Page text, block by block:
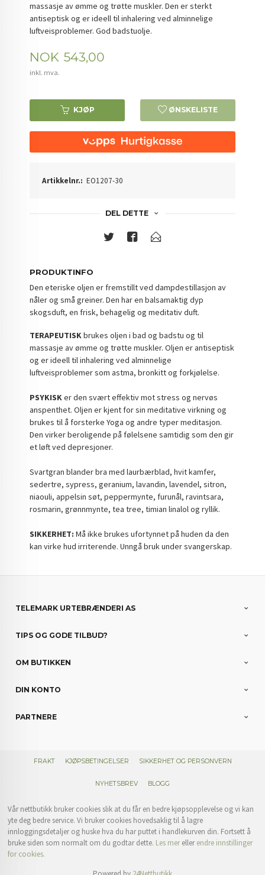
massasje av ømme og trøtte muskler. Den er sterkt
antiseptisk og er ideell til inhalering ved alminnelige
luftveisproblemer. God badstuolje.
Pris
NOK 543,00
inkl. mva.
KJØP ØNSKELISTE
Artikkelnr.: EO1207-30
DEL DETTE
PRODUKTINFO
Den eteriske oljen er fremstillt ved dampdestillasjon av
nåler og små greiner. Den har en balsamaktig dyp
skogsduft, en frisk, behagelig og meditativ duft.
TERAPEUTISKbrukes oljen i bad og badstu og til
massasje av ømme og trøtte muskler. Oljen er antiseptisk
og er ideell til inhalering ved alminnelige
luftveisproblemer som astma, bronkitt og forkjølelse.
PSYKISKer den svært effektiv mot stress og nervøs
anspenthet. Oljen er kjent for sin meditative virkning og
brukes til å forsterke Yoga og andre typer meditasjon.
Den virker beroligende på følelsene samtidig som den gir
et løft ved depresjoner.
Svartgran blander bra med laurbærblad, hvit kamfer,
sedertre, sypress, geranium, lavandin, lavendel, sitron,
niaouli, appelsin søt, peppermynte, furunål, ravintsara,
rosmarin, grønnmynte, tea tree, timian linalol og ryllik.
SIKKERHET: Må ikke brukes ufortynnet på huden da den
kan virke hud irriterende. Unngå bruk under svangerskap.
TELEMARK URTEBRÆNDERI AS
TIPS OG GODE TILBUD?
OM BUTIKKEN
DIN KONTO
PARTNERE
FRAKT KJØPSBETINGELSER SIKKERHET OG PERSONVERN
NYHETSBREV BLOGG
Vår nettbutikk bruker cookies slik at du får en bedre kjøpsopplevelse og vi kan
yte deg bedre service. Vi bruker cookies hovedsaklig til å lagre
innloggingsdetaljer og huske hva du har puttet i handlekurven din. Fortsett å
bruke siden som normalt om du godtar dette. Les merellerendre innstillinger
for cookies.